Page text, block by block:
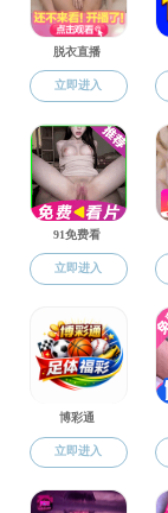
视觉传达专业
2018级
发布